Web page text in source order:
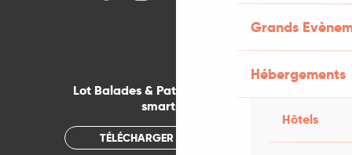
Grands
Hébergements
Hôtels
Lot Balades & Patrimoines sur votre
smartphone
TÉLÉCHARGER L'APPLICATION